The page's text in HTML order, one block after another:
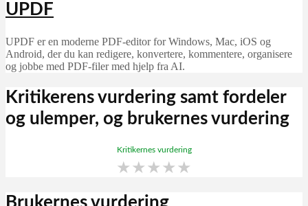
UPDF
UPDF er en moderne PDF-editor for Windows, Mac, iOS og
Android, der du kan redigere, konvertere, kommentere, organisere
og jobbe med PDF-filer med hjelp fra AI.
Kritikerens vurdering samt fordeler
og ulemper, og brukernes vurdering
Kritikernes vurdering
★★★★★
Brukernes vurdering